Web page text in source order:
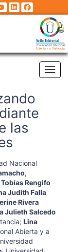
las
Nacional
,
Tobías Rengifo
Judith Falla
Rivera
Julieth Salcedo
; Lina
Abierta y a